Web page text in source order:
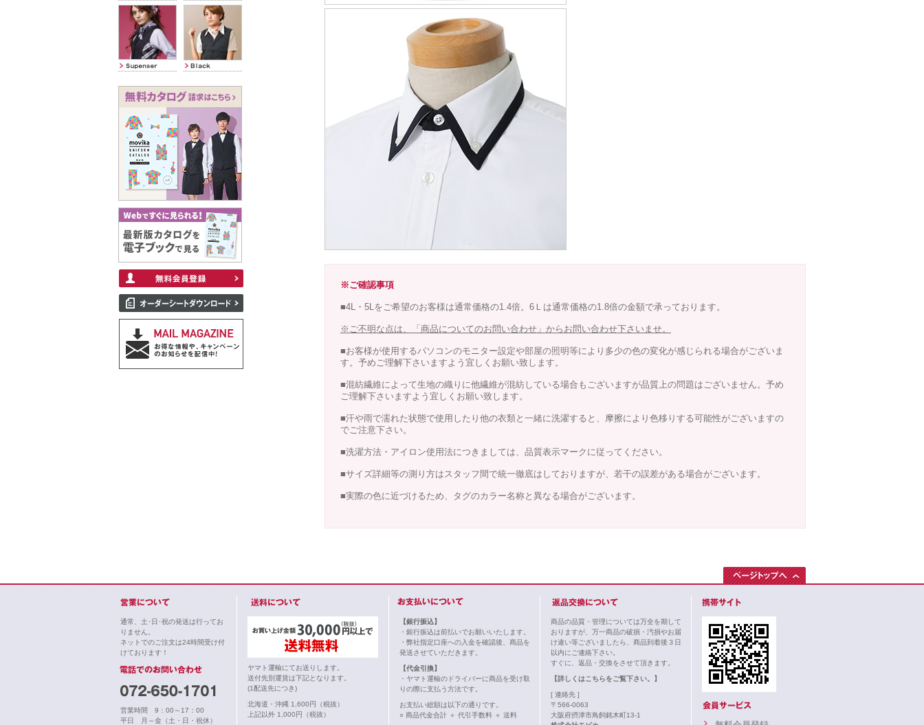
※ご確認事項
■4L・5Lをご希望のお客様は通常価格の1.4倍。6Ｌは通常価格の1.8倍の金額で承っております。
※ご不明な点は、「商品についてのお問い合わせ」からお問い合わせ下さいませ。
■お客様が使用するパソコンのモニター設定や部屋の照明等により多少の色の変化が感じられる場合がございま
す。予めご理解下さいますよう宜しくお願い致します。
■混紡繊維によって生地の織りに他繊維が混紡している場合もございますが品質上の問題はございません。予め
ご理解下さいますよう宜しくお願い致します。
■汗や雨で濡れた状態で使用したり他の衣類と一緒に洗濯すると、摩擦により色移りする可能性がございますの
でご注意下さい。
■洗濯方法・アイロン使用法につきましては、品質表示マークに従ってください。
■サイズ詳細等の測り方はスタッフ間で統一徹底はしておりますが、若干の誤差がある場合がございます。
■実際の色に近づけるため、タグのカラー名称と異なる場合がございます。
通常、土･日･祝の発送は行ってお
りません。
ネットでのご注文は24時間受け付
けております！
営業時間 9：00～17：00
平日 月～金（土・日・祝休）
ヤマト運輸にてお送りします。
送付先別運賃は下記となります。
(1配送先につき)
北海道・沖縄 1,600円（税抜）
上記以外 1,000円（税抜）
【銀行振込】
・銀行振込は前払いでお願いいたします。
・弊社指定口座への入金を確認後、商品を
発送させていただきます。
【代金引換】
・ヤマト運輸のドライバーに商品を受け取
りの際に支払う方法です。
お支払い総額は以下の通りです。
○ 商品代金合計 ＋ 代引手数料 ＋ 送料
商品の品質・管理については万全を期して
おりますが、万一商品の破損・汚損やお届
け違い等ございましたら、商品到着後３日
以内にご連絡下さい。
すぐに、返品・交換をさせて頂きます。
【詳しくはこちらをご覧下さい。】
[ 連絡先 ]
〒566-0063
大阪府摂津市鳥飼銘木町13-1